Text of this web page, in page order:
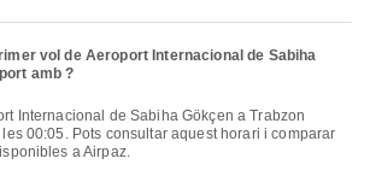
vol de Aeroport Internacional de Sabiha
amb ?
00:05. Pots consultar aquest horari i comparar
a Airpaz.